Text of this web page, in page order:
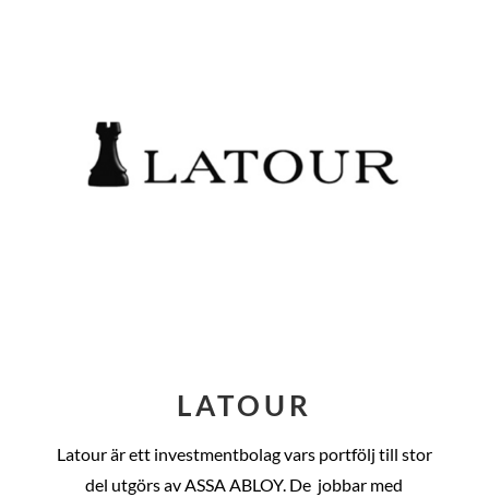
LATOUR
Latour är ett investmentbolag vars portfölj till stor
del utgörs av ASSA ABLOY. De jobbar med